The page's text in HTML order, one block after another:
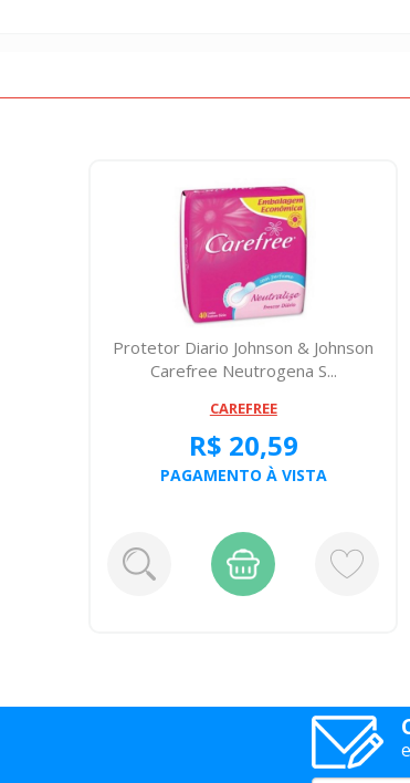
Protetor Diario Johnson & Johnson
Carefree Neutrogena S...
CAREFREE
R$ 20,59
PAGAMENTO À VISTA